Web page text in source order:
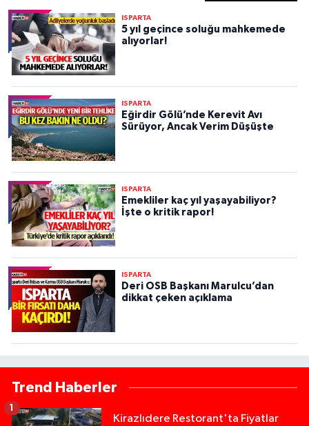
ISPARTA
5 yıl geçince soluğu mahkemede
alıyorlar!
ISPARTA
Eğirdir Gölü’nde Kerevit Avı
Sürüyor, Ancak Verim Düşüşte
ISPARTA
Emekliler kaç yıl yaşayabiliyor?
İşte o kritik rapor!
ISPARTA
Deri OSB Başkanı Marulcu’dan
dikkat çeken açıklama
Trend Haberler
Kirazlıdere Restorant'ta Fiyatlar
1